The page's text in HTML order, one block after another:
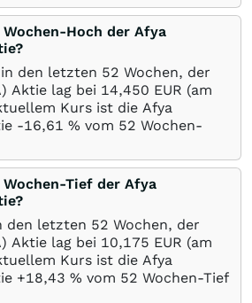
Hoch der Afya
den letzten 52 Wochen, der
Aktie lag bei 14,450 EUR (am
Kurs ist die Afya
-16,61 % vom 52 Wochen-
Tief der Afya
den letzten 52 Wochen, der
Aktie lag bei 10,175 EUR (am
Kurs ist die Afya
+18,43 % vom 52 Wochen-Tief